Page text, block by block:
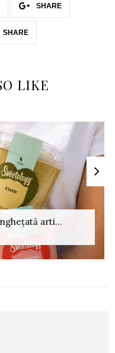
SHARE
SHARE
LIKE
arti...